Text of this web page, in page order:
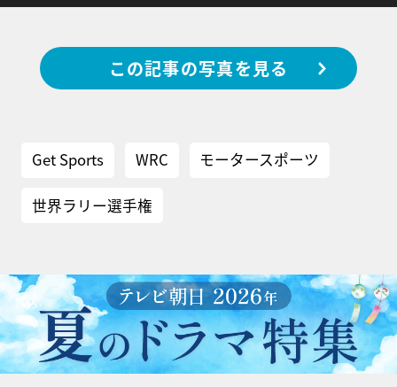
この記事の写真を見る
Get Sports WRC モータースポーツ
世界ラリー選手権